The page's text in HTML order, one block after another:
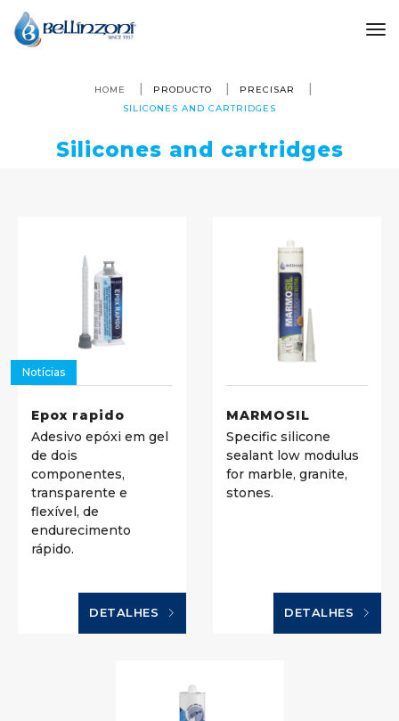
HOME PRODUCTO
PRECISAR
SILICONES AND CARTRIDGES
Silicones and cartridges
Notícias
Epox rapido
Adesivo epóxi em gel
de dois
componentes,
transparente e
flexível, de
endurecimento
rápido.
DETALHES
MARMOSIL
Specific silicone
sealant low modulus
for marble, granite,
stones.
DETALHES